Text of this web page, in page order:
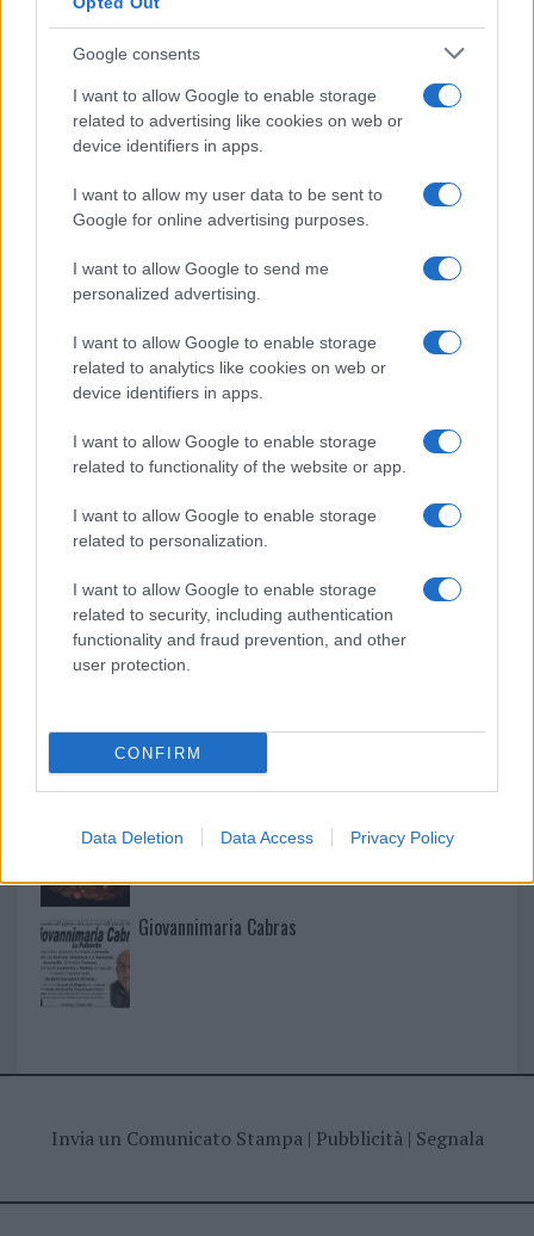
Google consents
I want to allow Google to enable storage
related to advertising like cookies on web or
device identifiers in apps.
I want to allow my user data to be sent to
Google for online advertising purposes.
I want to allow Google to send me
personalized advertising.
I want to allow Google to enable storage
related to analytics like cookies on web or
device identifiers in apps.
I want to allow Google to enable storage
related to functionality of the website or app.
I want to allow Google to enable storage
related to personalization.
I want to allow Google to enable storage
related to security, including authentication
functionality and fraud prevention, and other
user protection.
CONFIRM
Data Deletion Data Access Privacy Policy
Martina Agostina Diturco
I nostri cari
I nostri cari
I nostri cari
Giovannimaria Cabras
Invia un Comunicato Stampa| Pubblicità| Segnala